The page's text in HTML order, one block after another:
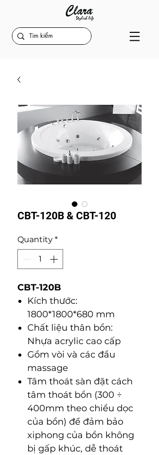
CBT-120B & CBT-120
Quantity *
CBT-120B
Kích thước:
1800*1800*680 mm
Chất liệu thân bồn:
Nhựa acrylic cao cấp
Gồm vòi và các đầu
massage
Tâm thoát sàn đặt cách
tâm thoát bồn (300 ÷
400mm theo chiều dọc
của bồn) để đảm bảo
xiphong của bồn không
bị gấp khúc, dễ thoát